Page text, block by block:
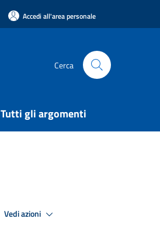
Accedi all'area personale
Cerca
Tutti gli argomenti
Vedi azioni